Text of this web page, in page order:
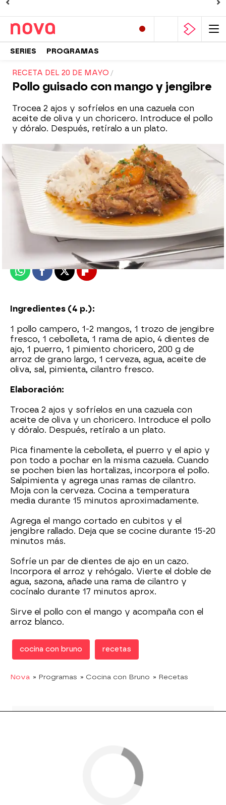
SERIES PROGRAMAS
RECETA DEL 20 DE MAYO
Pollo guisado con mango y jengibre
Trocea 2 ajos y sofríelos en una cazuela con
aceite de oliva y un choricero. Introduce el pollo
y dóralo. Después, retíralo a un plato.
Nova
20 de mayo de 2015, 10:20
WhatsappFacebook
X Flipboard
Ingredientes (4 p.):
1 pollo campero, 1-2 mangos, 1 trozo de jengibre
fresco, 1 cebolleta, 1 rama de apio, 4 dientes de
ajo, 1 puerro, 1 pimiento choricero, 200 g de
arroz de grano largo, 1 cerveza, agua, aceite de
oliva, sal, pimienta, cilantro fresco.
Elaboración:
Trocea 2 ajos y sofríelos en una cazuela con
aceite de oliva y un choricero. Introduce el pollo
y dóralo. Después, retíralo a un plato.
Pica finamente la cebolleta, el puerro y el apio y
pon todo a pochar en la misma cazuela. Cuando
se pochen bien las hortalizas, incorpora el pollo.
Salpimienta y agrega unas ramas de cilantro.
Moja con la cerveza. Cocina a temperatura
media durante 15 minutos aproximadamente.
Agrega el mango cortado en cubitos y el
jengibre rallado. Deja que se cocine durante 15-20
minutos más.
Sofríe un par de dientes de ajo en un cazo.
Incorpora el arroz y rehógalo. Vierte el doble de
agua, sazona, añade una rama de cilantro y
cocínalo durante 17 minutos aprox.
Sirve el pollo con el mango y acompaña con el
arroz blanco.
cocina con bruno recetas
Nova » Programas » Cocina con Bruno » Recetas